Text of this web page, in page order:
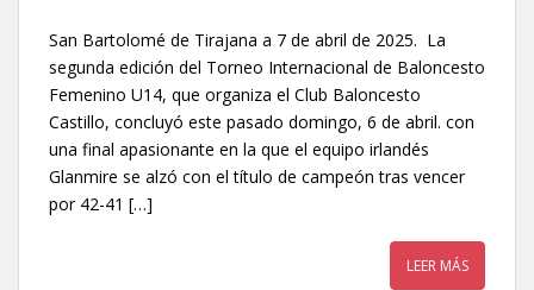
San Bartolomé de Tirajana a 7 de abril de 2025. La
segunda edición del Torneo Internacional de Baloncesto
Femenino U14, que organiza el Club Baloncesto
Castillo, concluyó este pasado domingo, 6 de abril. con
una final apasionante en la que el equipo irlandés
Glanmire se alzó con el título de campeón tras vencer
por 42-41 […]
LEER MÁS